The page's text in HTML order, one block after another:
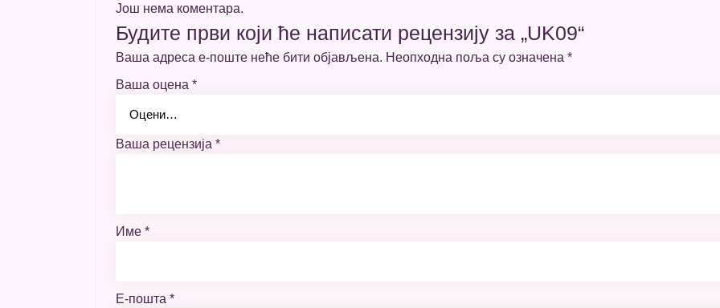
Још нема коментара.
Будите први који ће написати рецензију за „UK09“
Ваша адреса е-поште неће бити објављена. Неопходна поља су означена *
Ваша оцена *
Ваша рецензија *
Име *
Е-пошта *